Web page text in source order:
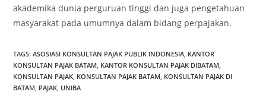
akademika dunia perguruan tinggi dan juga pengetahuan
masyarakat pada umumnya dalam bidang perpajakan.
TAGS:ASOSIASI KONSULTAN PAJAK PUBLIK INDONESIA, KANTOR
KONSULTAN PAJAK BATAM, KANTOR KONSULTAN PAJAK DIBATAM,
KONSULTAN PAJAK, KONSULTAN PAJAK BATAM, KONSULTAN PAJAK DI
BATAM, PAJAK, UNIBA